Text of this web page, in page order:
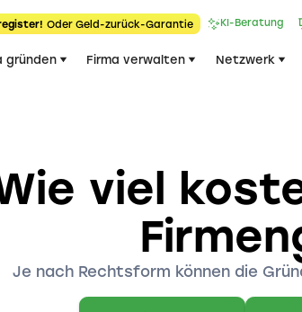
Oder Geld-zurück-Garantie​ KI-Beratung
gründen Firma verwalten Netzwerk
viel
Je nach Rechtsform können die